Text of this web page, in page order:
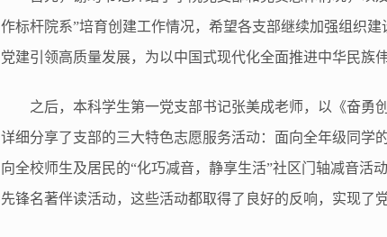
作标杆院系”培育创建工作情况，希望各支部继续加强组织
党建引领高质量发展，为以中国式现代化全面推进中华民族
之后，本科学生第一党支部书记张美成老师，以《奋
详细分享了支部的三大特色志愿服务活动：面向全年级同学
向全校师生及居民的“化巧减音，静享生活”社区门轴减音活
先锋名著伴读活动，这些活动都取得了良好的反响，实现了